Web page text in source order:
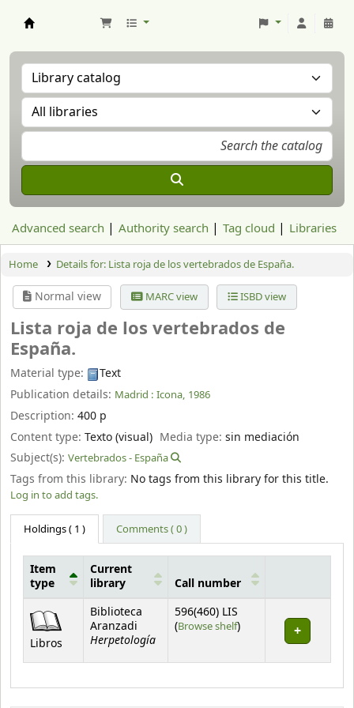
Advanced search Authority search Tag cloud Libraries
Home Details for: Lista roja de los vertebrados de España.
Normal view MARC view ISBD view
Lista roja de los vertebrados de
España.
Material type:
Text
Publication details: Madrid : Icona, 1986
Description: 400 p
Content type: Texto (visual) Media type:sin mediación
Subject(s): Vertebrados - España
Tags from this library: No tags from this library for this title.
Log in to add tags.
Holdings( 1 ) Comments ( 0 )
Holdings
Item
type
Current
library
Call number
Libros
Biblioteca
Aranzadi
Herpetología
596(460) LIS
(Browse shelf(Opens below)
)